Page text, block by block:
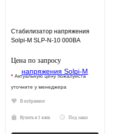
Стабилизатор напряжения
Solpi-M SLP-N-10 000BA
Цена по запросу
* Актуальную цену пожалуйста
уточните у менеджера
В избранное
Купить в 1 клик Под заказ